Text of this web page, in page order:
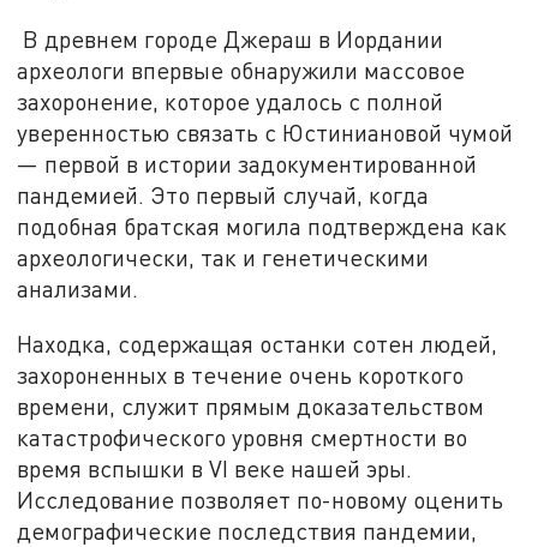
В древнем городе Джераш в Иордании
археологи впервые обнаружили массовое
захоронение, которое удалось с полной
уверенностью связать с Юстиниановой чумой
— первой в истории задокументированной
пандемией. Это первый случай, когда
подобная братская могила подтверждена как
археологически, так и генетическими
анализами.
Находка, содержащая останки сотен людей,
захороненных в течение очень короткого
времени, служит прямым доказательством
катастрофического уровня смертности во
время вспышки в VI веке нашей эры.
Исследование позволяет по-новому оценить
демографические последствия пандемии,